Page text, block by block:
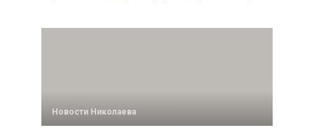
Новости Николаева